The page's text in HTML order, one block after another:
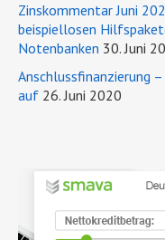
Zinskommentar Juni
beispiellosen
Notenbanken 30. Juni
Anschlussfinanzierung
auf 26. Juni 2020